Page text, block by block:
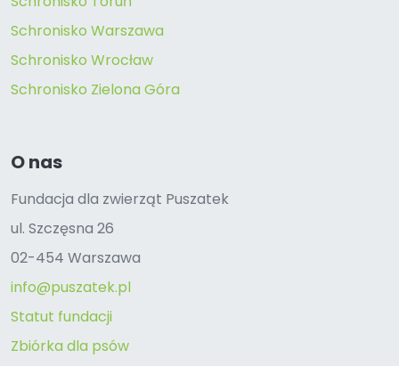
Schronisko Warszawa
Schronisko Wrocław
Schronisko Zielona Góra
O nas
Fundacja dla zwierząt Puszatek
ul. Szczęsna 26
02-454 Warszawa
info@puszatek.pl
Statut fundacji
Zbiórka dla psów